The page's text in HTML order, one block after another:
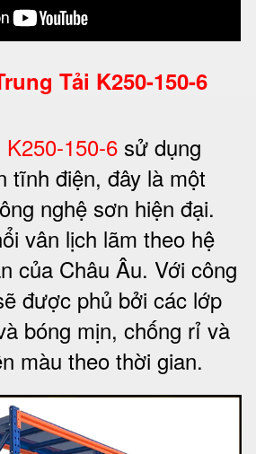
Tải K250-150-6
K250-150-6 sử dụng
tĩnh điện, đây là một
nghệ sơn hiện đại.
vân lịch lãm theo hệ
của Châu Âu. Với công
được phủ bởi các lớp
bóng mịn, chống rỉ và
màu theo thời gian.